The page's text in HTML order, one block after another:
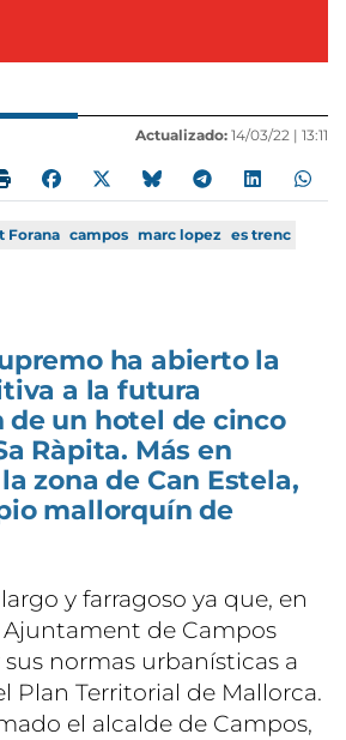
Actualizado: 14/03/22 | 13:11
Forana campos marc lopez es trenc
ha abierto la
a la futura
un hotel de cinco
Ràpita. Más en
zona de Can Estela,
mallorquín de
y farragoso ya que, en
de Campos
normas urbanísticas a
Plan Territorial de Mallorca.
el alcalde de Campos,